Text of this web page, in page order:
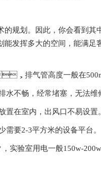
因此，你会看到其中的局
划能发挥多大的空间，能满
排气管高度一般在500mm
，经常堵塞，无法维修
内，出风口不易设置。
要2-3平方米的设备平台。
实验室用电一般150w-200w/